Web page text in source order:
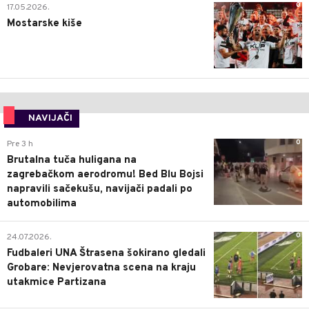
0
17.05.2026.
Mostarske kiše
NAVIJAČI
0
Pre 3 h
Brutalna tuča huligana na
zagrebačkom aerodromu! Bed Blu Bojsi
napravili sačekušu, navijači padali po
automobilima
0
24.07.2026.
Fudbaleri UNA Štrasena šokirano gledali
Grobare: Nevjerovatna scena na kraju
utakmice Partizana